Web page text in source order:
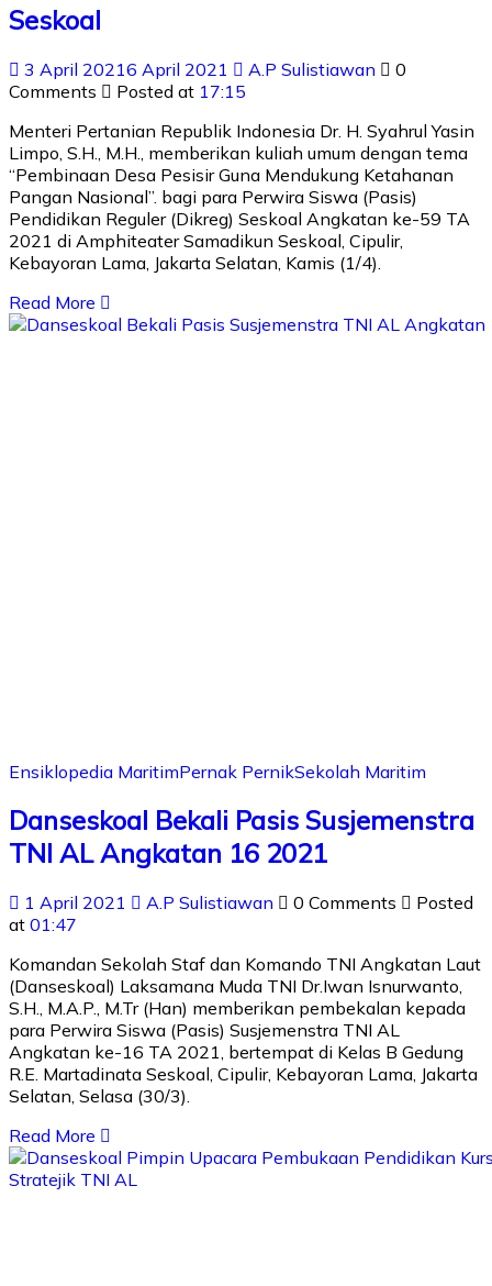
Seskoal
3 April 20216 April 2021 A.P Sulistiawan
0
Comments
Posted at 17:15
Menteri Pertanian Republik Indonesia Dr. H. Syahrul Yasin
Limpo, S.H., M.H., memberikan kuliah umum dengan tema
“Pembinaan Desa Pesisir Guna Mendukung Ketahanan
Pangan Nasional”. bagi para Perwira Siswa (Pasis)
Pendidikan Reguler (Dikreg) Seskoal Angkatan ke-59 TA
2021 di Amphiteater Samadikun Seskoal, Cipulir,
Kebayoran Lama, Jakarta Selatan, Kamis (1/4).
Read More
Ensiklopedia MaritimPernak PernikSekolah Maritim
Danseskoal Bekali Pasis Susjemenstra
TNI AL Angkatan 16 2021
1 April 2021 A.P Sulistiawan 0 Comments
Posted
at 01:47
Komandan Sekolah Staf dan Komando TNI Angkatan Laut
(Danseskoal) Laksamana Muda TNI Dr.Iwan Isnurwanto,
S.H., M.A.P., M.Tr (Han) memberikan pembekalan kepada
para Perwira Siswa (Pasis) Susjemenstra TNI AL
Angkatan ke-16 TA 2021, bertempat di Kelas B Gedung
R.E. Martadinata Seskoal, Cipulir, Kebayoran Lama, Jakarta
Selatan, Selasa (30/3).
Read More